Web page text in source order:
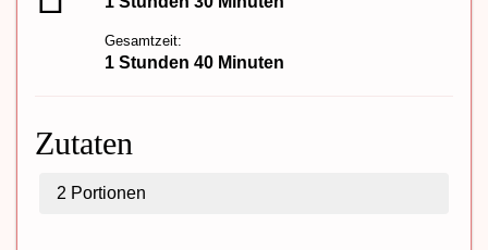
Gesamtzeit:
1 Stunden 40 Minuten
Zutaten
2 Portionen